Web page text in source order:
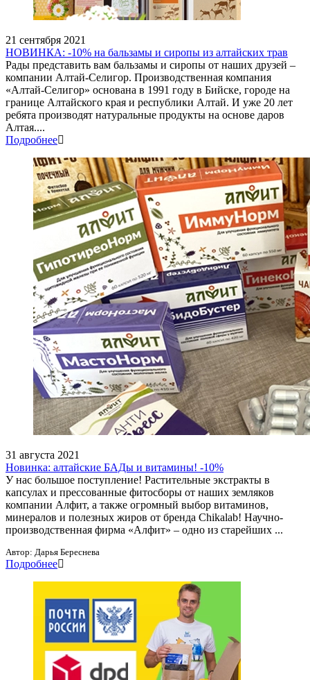
21 сентября 2021
НОВИНКА: -10% на бальзамы и сиропы из алтайских трав
Рады представить вам бальзамы и сиропы от наших друзей –
компании Алтай-Селигор. Производственная компания
«Алтай-Селигор» основана в 1991 году в Бийске, городе на
границе Алтайского края и республики Алтай. И уже 20 лет
ребята производят натуральные продукты на основе даров
Алтая....
Подробнее
31 августа 2021
Новинка: алтайские БАДы и витамины! -10%
У нас большое поступление! Растительные экстракты в
капсулах и прессованные фитосборы от наших земляков
компании Алфит, а также огромный выбор витаминов,
минералов и полезных жиров от бренда Chikalab! Научно-
производственная фирма «Алфит» – одно из старейших ...
Автор: Дарья Береснева
Подробнее